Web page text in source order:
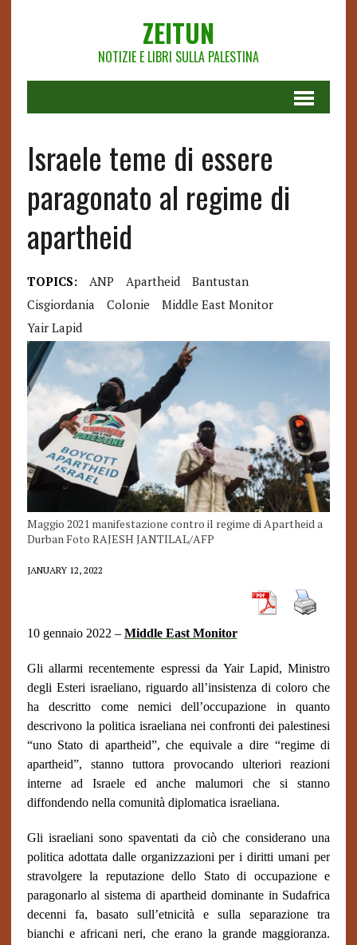
ZEITUN
NOTIZIE E LIBRI SULLA PALESTINA
Israele teme di essere
paragonato al regime di
apartheid
TOPICS: ANP Apartheid
Bantustan
Cisgiordania
Colonie
Middle East Monitor
Yair Lapid
Maggio 2021 manifestazione contro il regime di Apartheid a
Durban Foto RAJESH JANTILAL/AFP
JANUARY 12, 2022
10 gennaio 2022 – Middle East Monitor
Gli allarmi recentemente espressi da Yair Lapid, Ministro
degli Esteri israeliano, riguardo all’insistenza di coloro che
ha descritto come nemici dell’occupazione in quanto
descrivono la politica israeliana nei confronti dei palestinesi
“uno Stato di apartheid”, che equivale a dire “regime di
apartheid”, stanno tuttora provocando ulteriori reazioni
interne ad Israele ed anche malumori che si stanno
diffondendo nella comunità diplomatica israeliana.
Gli israeliani sono spaventati da ciò che considerano una
politica adottata dalle organizzazioni per i diritti umani per
stravolgere la reputazione dello Stato di occupazione e
paragonarlo al sistema di apartheid dominante in Sudafrica
decenni fa, basato sull’etnicità e sulla separazione tra
bianchi e africani neri, che erano la grande maggioranza.